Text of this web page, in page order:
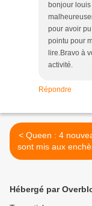
bonjour
pour avoir
pointu pour
lire.Bravo à
activité.
Répondre
< Queen : 4 nouveaux NFT
sont mis aux
célébrer le 75e
Hébergé par